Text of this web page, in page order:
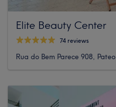
Elite Beauty Center
74 reviews
Rua do Bem Parece 908,